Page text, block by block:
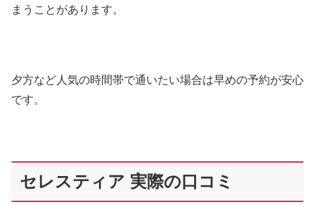
まうことがあります。
夕方など人気の時間帯で通いたい場合は早めの予約が安心
です。
セレスティア 実際の口コミ